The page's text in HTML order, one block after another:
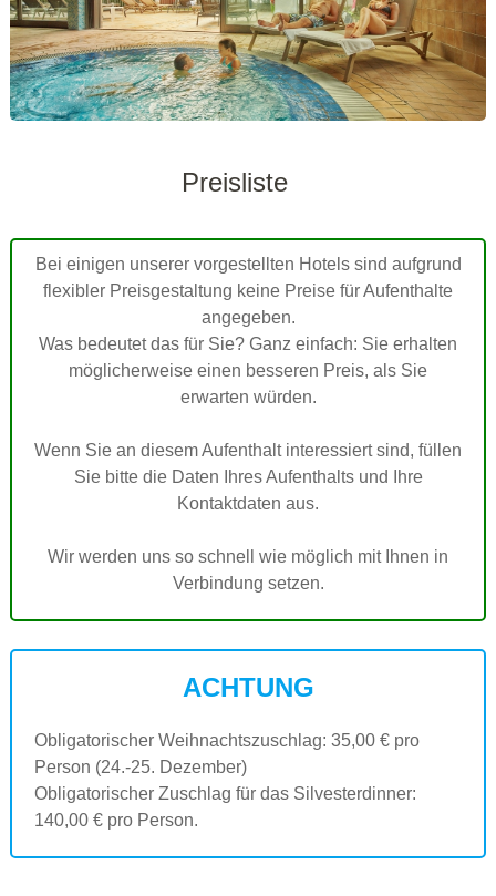
Preisliste
Bei einigen unserer vorgestellten Hotels sind aufgrund
flexibler Preisgestaltung keine Preise für Aufenthalte
angegeben.
Was bedeutet das für Sie? Ganz einfach: Sie erhalten
möglicherweise einen besseren Preis, als Sie
erwarten würden.
Wenn Sie an diesem Aufenthalt interessiert sind, füllen
Sie bitte die Daten Ihres Aufenthalts und Ihre
Kontaktdaten aus.
Wir werden uns so schnell wie möglich mit Ihnen in
Verbindung setzen.
ACHTUNG
Obligatorischer Weihnachtszuschlag: 35,00 € pro
Person (24.-25. Dezember)
Obligatorischer Zuschlag für das Silvesterdinner:
140,00 € pro Person.